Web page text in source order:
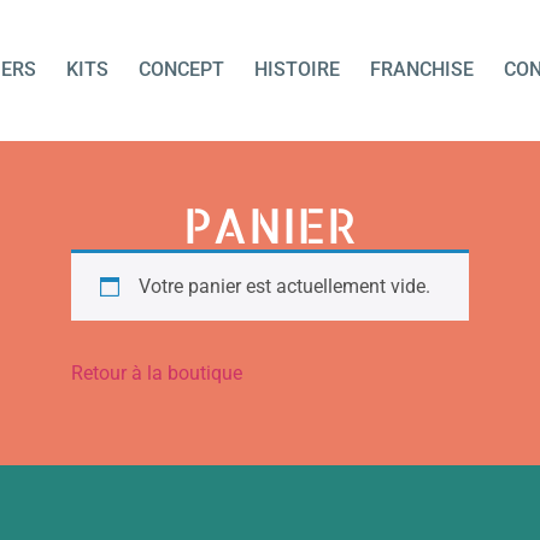
KITS CONCEPT HISTOIRE FRANCHISE
PANIER
Votre panier est actuellement vide.
Retour à la boutique